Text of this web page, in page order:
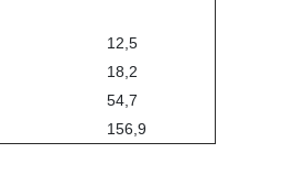
12,5
18,2
54,7
156,9